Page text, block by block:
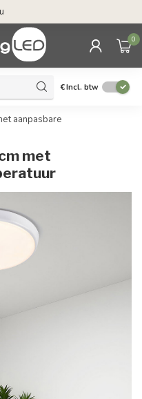
0
€Incl. btw
aanpasbare
met